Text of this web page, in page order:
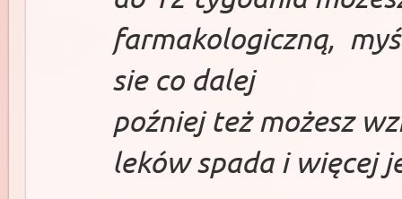
farmakologiczną,
sie co dalej
poźniej też możesz
leków spada i więcej